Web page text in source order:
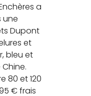
a
une
Dupont
et
bleu et
80 et 120
€ frais